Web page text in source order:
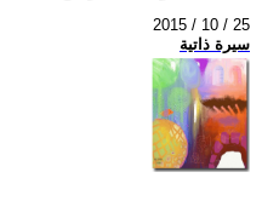
2015 / 10 / 25
سيرة ذاتية